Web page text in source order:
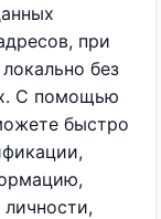
при
без
С помощью
быстро